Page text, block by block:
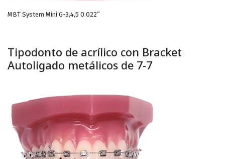
MBT System Mini G-3,4,5 0.022”
Tipodonto de acrílico con Bracket
Autoligado metálicos de 7-7